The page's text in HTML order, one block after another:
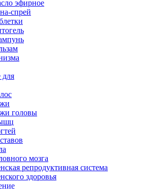
эфирное
спрей
для
головы
мозга
репродуктивная система
здоровья